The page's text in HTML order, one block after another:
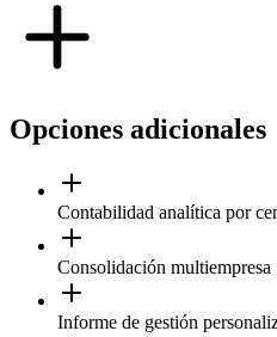
Opciones adicionales
Contabilidad analítica por
Consolidación multiempresa
Informe de gestión